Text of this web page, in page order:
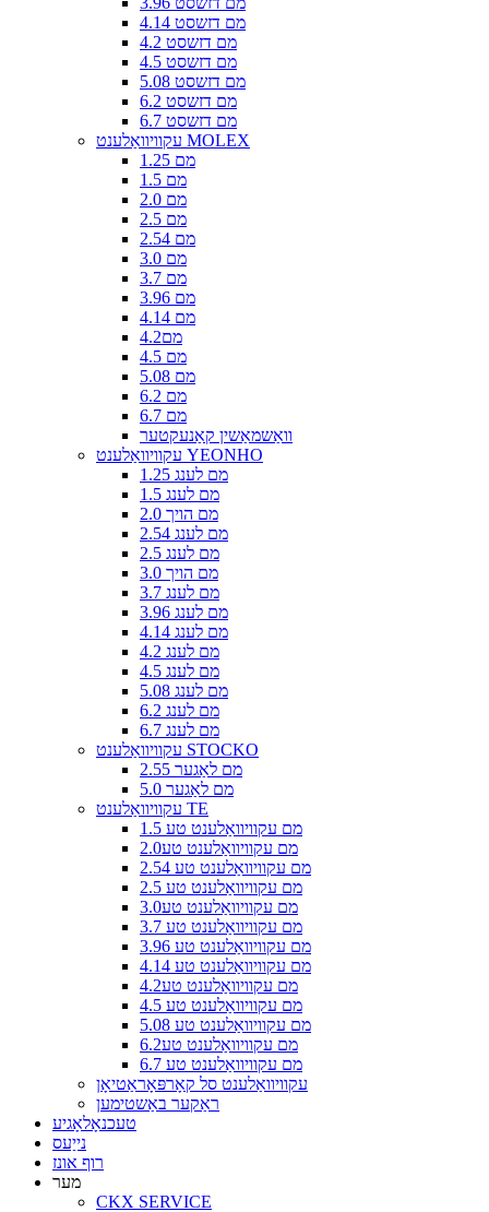
4.14 מם דזשסט
4.2 מם דזשסט
4.5 מם דזשסט
5.08 מם דזשסט
6.2 מם דזשסט
6.7 מם דזשסט
עקוויוואַלענט MOLEX
1.25 מם
1.5 מם
2.0 מם
2.5 מם
2.54 מם
3.0 מם
3.7 מם
3.96 מם
4.14 מם
4.2מם
4.5 מם
5.08 מם
6.2 מם
6.7 מם
וואַשמאַשין קאַנעקטער
עקוויוואַלענט YEONHO
1.25 מם לענג
1.5 מם לענג
2.0 מם הויך
2.54 מם לענג
2.5 מם לענג
3.0 מם הויך
3.7 מם לענג
3.96 מם לענג
4.14 מם לענג
4.2 מם לענג
4.5 מם לענג
5.08 מם לענג
6.2 מם לענג
6.7 מם לענג
עקוויוואַלענט STOCKO
2.55 מם לאַגער
5.0 מם לאַגער
עקוויוואַלענט TE
1.5 מם עקוויוואַלענט טע
2.0מם עקוויוואַלענט טע
2.54 מם עקוויוואַלענט טע
2.5 מם עקוויוואַלענט טע
3.0מם עקוויוואַלענט טע
3.7 מם עקוויוואַלענט טע
3.96 מם עקוויוואַלענט טע
4.14 מם עקוויוואַלענט טע
4.2מם עקוויוואַלענט טע
4.5 מם עקוויוואַלענט טע
5.08 מם עקוויוואַלענט טע
6.2מם עקוויוואַלענט טע
6.7 מם עקוויוואַלענט טע
עקוויוואַלענט סל קאָרפּאָראַטיאָן
ראַקער באַשטימען
טעכנאָלאָגיע
נייַעס
רוף אונז
מער
CKX SERVICE